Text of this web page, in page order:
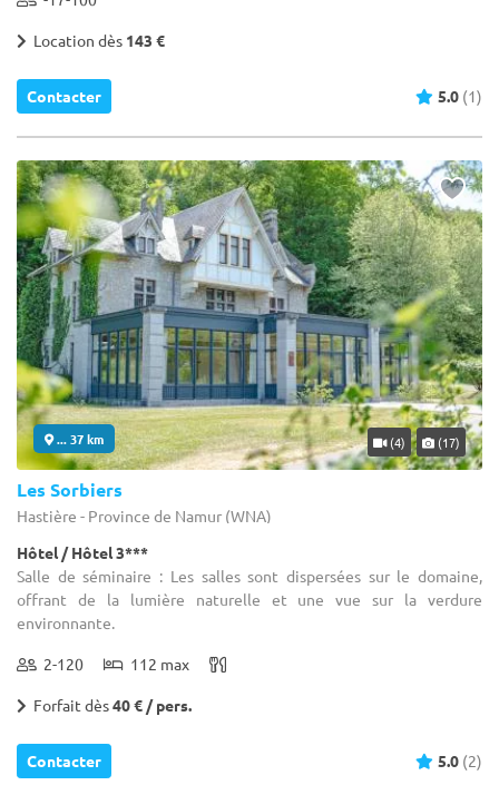
Location dès 143 €
Contacter 5.0 (1)
... 37 km (4) (17)
Les Sorbiers
Hastière - Province de Namur (WNA)
Hôtel / Hôtel 3***
Salle de séminaire : Les salles sont dispersées sur le domaine,
offrant de la lumière naturelle et une vue sur la verdure
environnante.
2-120 112 max
Forfait dès40 € / pers.
Contacter 5.0 (2)